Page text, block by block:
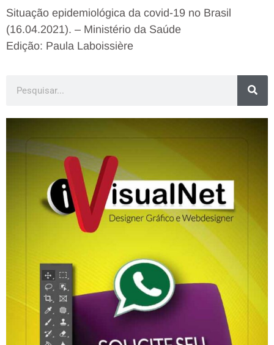
Situação epidemiológica da covid-19 no Brasil
(16.04.2021). – Ministério da Saúde
Edição: Paula Laboissière